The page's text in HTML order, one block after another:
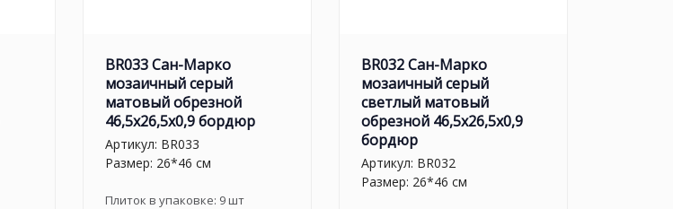
BR033 Сан-Марко
мозаичный серый
матовый обрезной
46,5x26,5x0,9 бордюр
Артикул: BR033
Размер: 26*46 см
Плиток в упаковке: 9шт
BR032 Сан-Марко
мозаичный серый
светлый матовый
обрезной 46,5x26,5x0,9
бордюр
Артикул: BR032
Размер: 26*46 см